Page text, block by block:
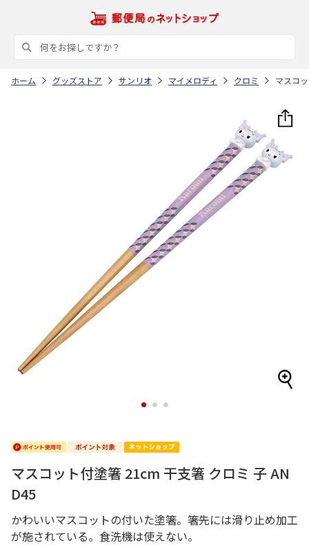
ホーム グッズストア サンリオ マイメロディ クロミ マスコ
1 2 3
マスコット付塗箸 21cm 干支箸 クロミ 子 AN
D45
かわいいマスコットの付いた塗箸。箸先には滑り止め加工
が施されている。食洗機は使えない。